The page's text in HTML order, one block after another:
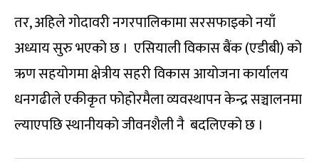
तर, अहिले गोदावरी नगरपालिकामा सरसफाइको नयाँ
अध्याय सुरु भएको छ । एसियाली विकास बैंक (एडीबी) को
ऋण सहयोगमा क्षेत्रीय सहरी विकास आयोजना कार्यालय
धनगढीले एकीकृत फोहोरमैला व्यवस्थापन केन्द्र सञ्चालनमा
ल्याएपछि स्थानीयको जीवनशैली नै बदलिएको छ ।